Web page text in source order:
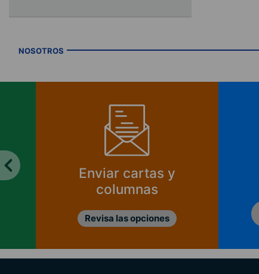
NOSOTROS
Enviar cartas y
columnas
Revisa las opciones